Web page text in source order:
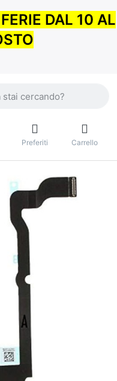
DAL 10 AL
Preferiti Carrello